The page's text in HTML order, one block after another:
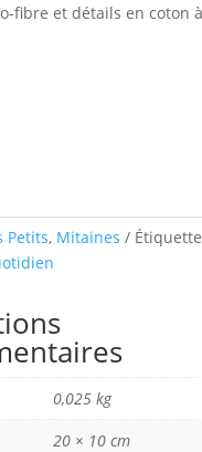
fibre et détails en coton
Petits, Mitaines
0,025 kg
20 × 10 cm